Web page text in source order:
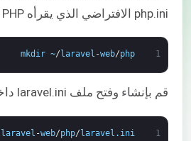
php.ini الافتراضي الذي يقرأه PHP عادةً عند بدء تشغيله. أدخل الأمر التالي لإنشاء دليل php:
1
mkdir ~/ laravel -web/php
قم بإنشاء وفتح ملف laravel.ini داخل دليل php عن طريق إدخال الأمر التالي:
1
laravel -web/php/laravel . ini